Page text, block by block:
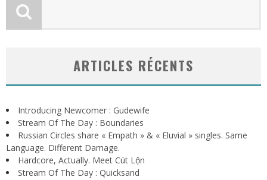
ARTICLES RÉCENTS
Introducing Newcomer : Gudewife
Stream Of The Day : Boundaries
Russian Circles share « Empath » & « Eluvial » singles. Same
Language. Different Damage.
Hardcore, Actually. Meet Cút Lộn
Stream Of The Day : Quicksand